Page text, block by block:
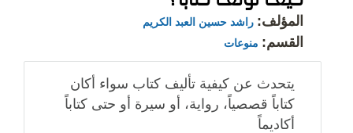
المؤلف: راشد حسين العبد الكريم
القسم: منوعات
يتحدث عن كيفية تأليف كتاب سواء أكان
كتاباً قصصياً، رواية، أو سيرة أو حتى كتاباً
أكاديماً